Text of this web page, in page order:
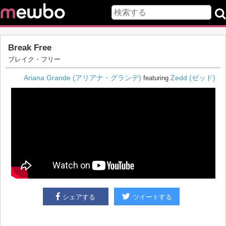
Break Free
ブレイク・フリー
Ariana Grande (アリアナ・グランデ) featuring Zedd (ゼッド)
シェアする ツイートする